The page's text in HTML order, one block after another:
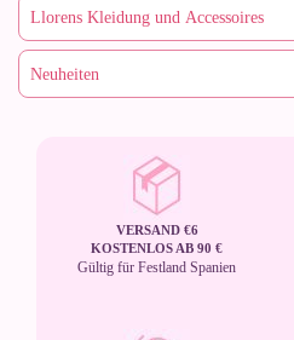
VERSAND €6
KOSTENLOS AB 90 €
Gültig für Festland Spanien